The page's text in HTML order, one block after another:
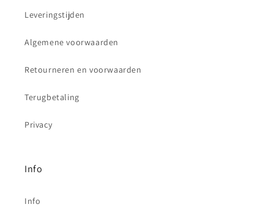
Leveringstijden
Algemene voorwaarden
Retourneren en voorwaarden
Terugbetaling
Privacy
Info
Info